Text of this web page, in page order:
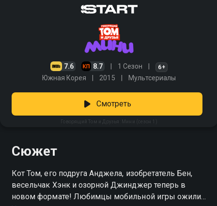
7.6 8.7 1 Сезон 6+
Южная Корея 2015 Мультсериалы
Говорящий Том и Друзья: Мини (сезон 1)
Смотреть
Сюжет
Кот Том, его подруга Анджела, изобретатель Бен,
весельчак Хэнк и озорной Джинджер теперь в
новом формате! Любимцы мобильной игры ожили